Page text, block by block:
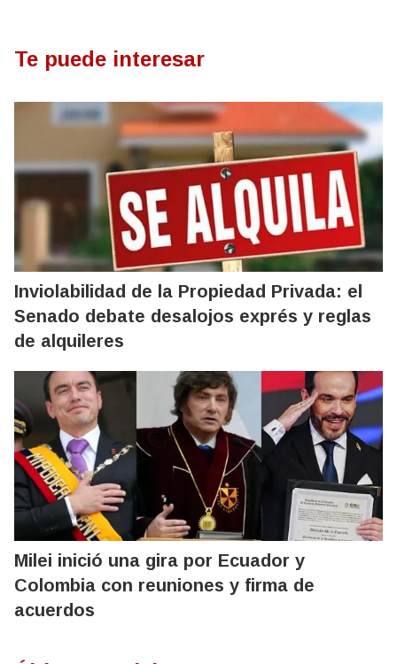
Te puede interesar
Inviolabilidad de la Propiedad Privada: el
Senado debate desalojos exprés y reglas
de alquileres
Milei inició una gira por Ecuador y
Colombia con reuniones y firma de
acuerdos